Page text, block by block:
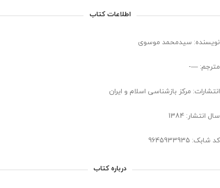
اطلاعات کتاب
نویسنده: سیدمحمد موسوی
مترجم: —-
انتشارات: مرکز بازشناسی اسلام و ایران
سال انتشار: 1384
کد شابک: 9645933935
درباره کتاب